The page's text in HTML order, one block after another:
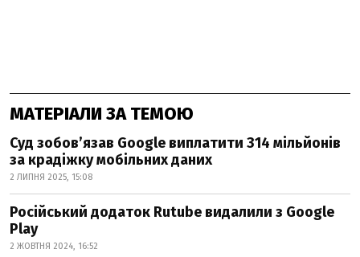
МАТЕРІАЛИ ЗА ТЕМОЮ
Суд зобов’язав Google виплатити 314 мільйонів
за крадіжку мобільних даних
2 ЛИПНЯ 2025, 15:08
Російський додаток Rutube видалили з Google
Play
2 ЖОВТНЯ 2024, 16:52